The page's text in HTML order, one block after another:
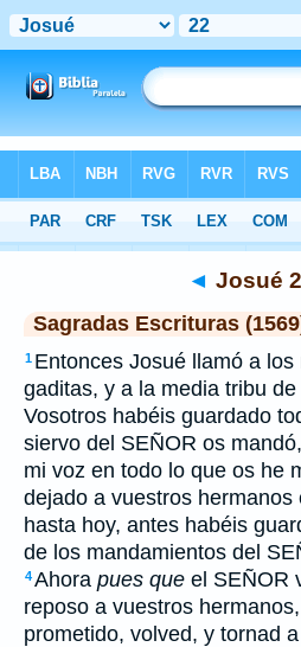
>SEV> Josué 22
◄ Josué
Sagradas Escrituras
1 Entonces Josué llamó a
gaditas, y a la media tribu
Vosotros habéis guardado
siervo del SEÑOR os
mi voz en todo lo que os he
dejado a vuestros
hasta hoy, antes habéis
de los mandamientos del
4Ahora pues que el SEÑOR
reposo a vuestros
prometido, volved, y tornad